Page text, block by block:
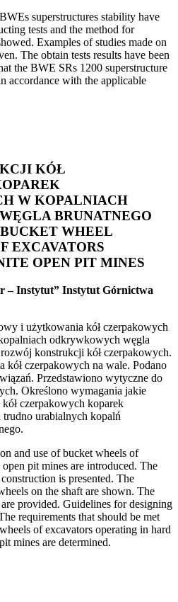
superstructures stability have
tests and the method for
Examples of studies made on
The obtain tests results have been
the BWE SRs 1200 superstructure
accordance with the applicable
KÓŁ
W KOPALNIACH
BRUNATNEGO
WHEEL
EXCAVATORS
OPEN PIT MINES
– Instytut” Instytut Górnictwa
i użytkowania kół czerpakowych
odkrywkowych węgla
konstrukcji kół czerpakowych.
kół czerpakowych na wale. Podano
Przedstawiono wytyczne do
Określono wymagania jakie
czerpakowych koparek
urabialnych kopalń
and use of bucket wheels of
pit mines are introduced. The
is presented. The
on the shaft are shown. The
provided. Guidelines for designing
requirements that should be met
of excavators operating in hard
mines are determined.